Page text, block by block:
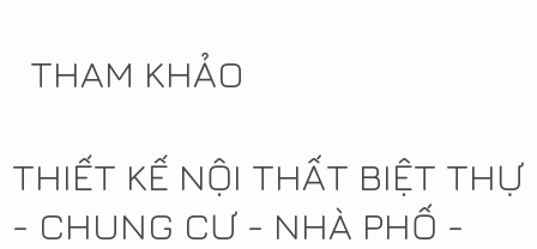
THAM KHẢO
THIẾT KẾ NỘI THẤT BIỆT THỰ
- CHUNG CƯ - NHÀ PHỐ -